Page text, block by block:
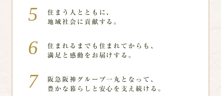
住まう人とともに、
地域社会に貢献する。
住まれるまでも住まれてからも、
満足と感動をお届けする。
阪急阪神グループ一丸となって、
豊かな暮らしと安心を支え続ける。